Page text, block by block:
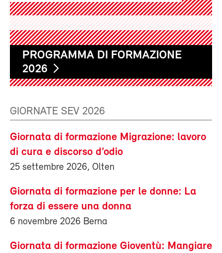
PROGRAMMA DI FORMAZIONE
2026
GIORNATE SEV 2026
Giornata di formazione Migrazione: lavoro
di cura e discorso d’odio
25 settembre 2026, Olten
Giornata di formazione per le donne: La
forza di essere una donna
6 novembre 2026 Berna
Giornata di formazione Gioventù: Mangiare